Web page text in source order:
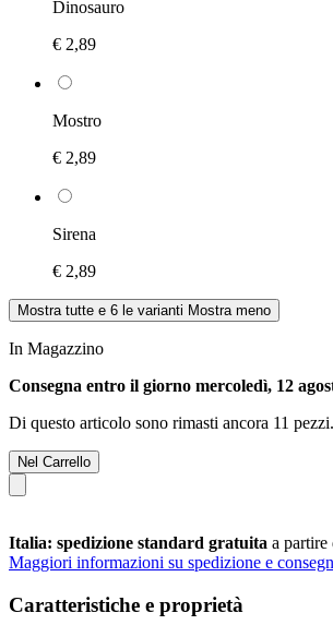
Dinosauro
€ 2,89
Mostro
€ 2,89
Sirena
€ 2,89
Mostra tutte e 6 le varianti Mostra meno
In Magazzino
Consegna entro il giorno mercoledì, 12
Di questo articolo sono rimasti ancora 11
Nel Carrello
Italia: spedizione standard gratuita a partire
Maggiori informazioni su spedizione e
Caratteristiche e proprietà